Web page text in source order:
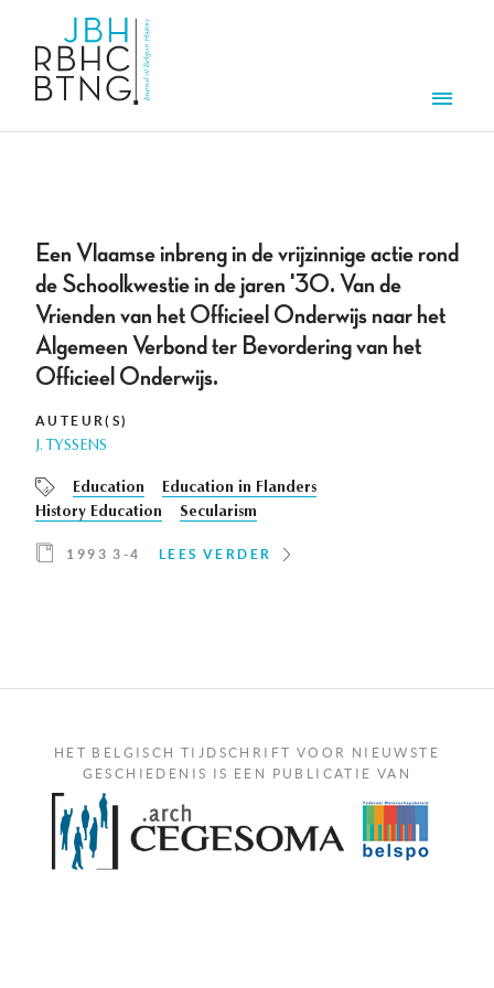
Een Vlaamse inbreng in de vrijzinnige actie rond
de Schoolkwestie in de jaren '30. Van de
Vrienden van het Officieel Onderwijs naar het
Algemeen Verbond ter Bevordering van het
Officieel Onderwijs.
AUTEUR(S)
J. TYSSENS
Education
Education in Flanders
History Education
Secularism
1993 3-4 LEES VERDER
HET BELGISCH TIJDSCHRIFT VOOR NIEUWSTE
GESCHIEDENIS IS EEN PUBLICATIE VAN